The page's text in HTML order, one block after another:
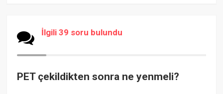
İlgili 39 soru bulundu
PET çekildikten sonra ne yenmeli?